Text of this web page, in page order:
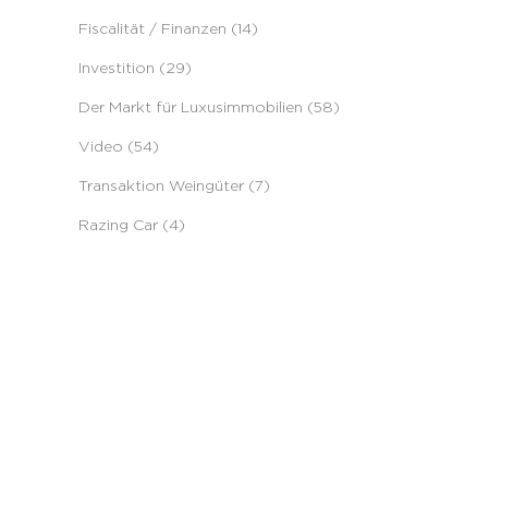
Fiscalität / Finanzen (14)
Investition (29)
Der Markt für Luxusimmobilien (58)
Video (54)
Transaktion Weingüter (7)
Razing Car (4)